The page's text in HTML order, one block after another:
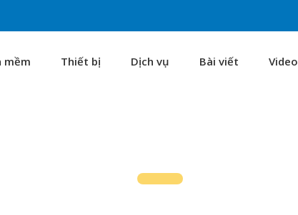
mềm Thiết bị Dịch vụ Bài viết Video